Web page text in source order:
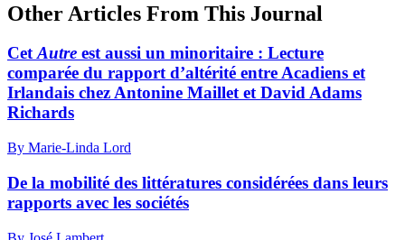
Other Articles From This Journal
CetAutre est aussi un minoritaire : Lecture
comparée du rapport d’altérité entre Acadiens et
Irlandais chez Antonine Maillet et David Adams
Richards
By Marie-Linda Lord
De la mobilité des littératures considérées dans leurs
rapports avec les sociétés